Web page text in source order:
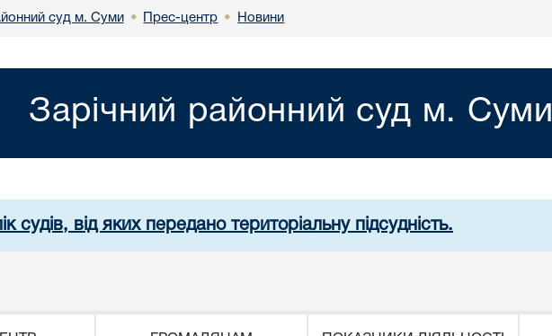
суд м. Суми • Прес-центр • Новини
Зарічний районний суд м. Суми
судів, від яких передано територіальну підсудність.